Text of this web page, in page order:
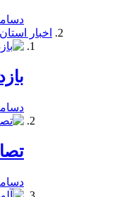
دسامبر 24,
اخبار استان
دسامبر 24,
دسامبر 24,